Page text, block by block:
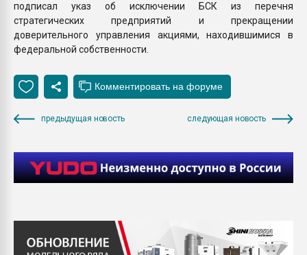
подписал указ об исключении БСК из перечня
стратегических предприятий и прекращении
доверительного управления акциями, находившимися в
федеральной собственности.
предыдущая новость следующая новость